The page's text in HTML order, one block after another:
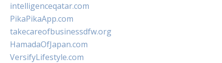
intelligenceqatar.com
PikaPikaApp.com
takecareofbusinessdfw.org
HamadaOfJapan.com
VersifyLifestyle.com